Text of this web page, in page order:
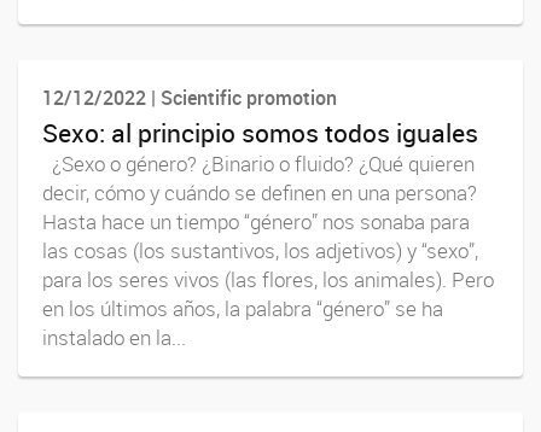
12/12/2022 | Scientific promotion
Sexo: al principio somos todos iguales
¿Sexo o género? ¿Binario o fluido? ¿Qué quieren
decir, cómo y cuándo se definen en una persona?
Hasta hace un tiempo “género” nos sonaba para
las cosas (los sustantivos, los adjetivos) y “sexo”,
para los seres vivos (las flores, los animales). Pero
en los últimos años, la palabra “género” se ha
instalado en la...